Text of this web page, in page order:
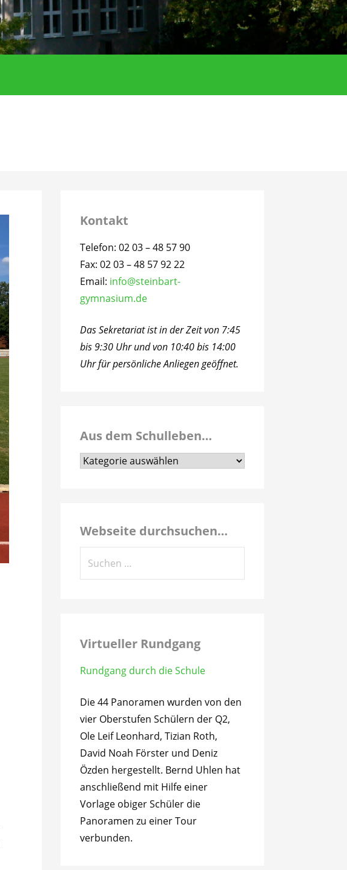
Kontakt
Telefon: 02 03 – 48 57 90
Fax: 02 03 – 48 57 92 22
Email: info@steinbart-
gymnasium.de
Das Sekretariat ist in der Zeit von 7:45
bis 9:30 Uhr und von 10:40 bis 14:00
Uhr für persönliche Anliegen geöffnet.
Aus dem Schulleben…
Aus
Webseite durchsuchen…
Virtueller Rundgang
Rundgang durch die Schule
Die 44 Panoramen wurden von den
vier Oberstufen Schülern der Q2,
Ole Leif Leonhard, Tizian Roth,
David Noah Förster und Deniz
Özden hergestellt. Bernd Uhlen hat
anschließend mit Hilfe einer
Vorlage obiger Schüler die
Panoramen zu einer Tour
verbunden.